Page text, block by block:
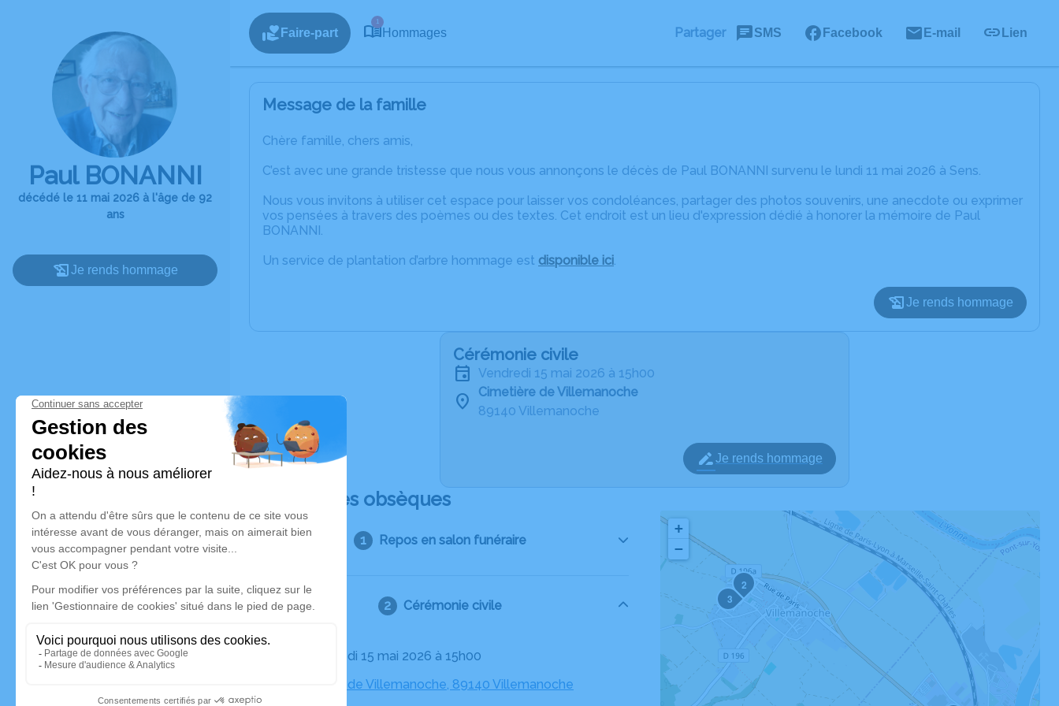
Paul BONANNI
décédé le 11 mai 2026 à l'âge de 92
ans
Je rends hommage
Faire-part
1
Hommages Partager SMS Facebook E-mail Lien
Message de la famille
Chère famille, chers amis,
C’est avec une grande tristesse que nous vous annonçons le décès de Paul BONANNI survenu le lundi 11 mai 2026 à Sens.
Nous vous invitons à utiliser cet espace pour laisser vos condoléances, partager des photos souvenirs, une anecdote ou exprimer
vos pensées à travers des poèmes ou des textes. Cet endroit est un lieu d'expression dédié à honorer la mémoire de Paul
BONANNI.
Un service de plantation d’arbre hommage est disponible ici.
Je rends hommage
Cérémonie civile
vendredi 15 mai 2026 à 15h00
Cimetière de Villemanoche
89140 Villemanoche
Je rends hommage
Déroulé des obsèques
Repos en salon funéraire
Cérémonie civile
Le vendredi 15 mai 2026 à 15h00
Cimetière de Villemanoche, 89140 Villemanoche
2
3
+
−